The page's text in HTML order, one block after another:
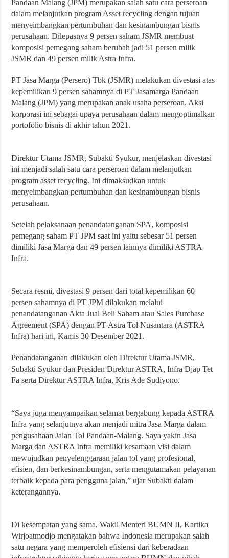
Pandaan Malang (JPM) merupakan salah satu cara perseroan
dalam melanjutkan program Asset recycling dengan tujuan
menyeimbangkan pertumbuhan dan kesinambungan bisnis
perusahaan. Dilepasnya 9 persen saham JSMR membuat
komposisi pemegang saham berubah jadi 51 persen milik
JSMR dan 49 persen milik Astra Infra.
PT Jasa Marga (Persero) Tbk (JSMR) melakukan divestasi atas
kepemilikan 9 persen sahamnya di PT Jasamarga Pandaan
Malang (JPM) yang merupakan anak usaha perseroan. Aksi
korporasi ini sebagai upaya perusahaan dalam mengoptimalkan
portofolio bisnis di akhir tahun 2021.
Direktur Utama JSMR, Subakti Syukur, menjelaskan divestasi
ini menjadi salah satu cara perseroan dalam melanjutkan
program asset recycling. Ini dimaksudkan untuk
menyeimbangkan pertumbuhan dan kesinambungan bisnis
perusahaan.
Setelah pelaksanaan penandatanganan SPA, komposisi
pemegang saham PT JPM saat ini yaitu sebesar 51 persen
dimiliki Jasa Marga dan 49 persen lainnya dimiliki ASTRA
Infra.
Secara resmi, divestasi 9 persen dari total kepemilikan 60
persen sahamnya di PT JPM dilakukan melalui
penandatanganan Akta Jual Beli Saham atau Sales Purchase
Agreement (SPA) dengan PT Astra Tol Nusantara (ASTRA
Infra) hari ini, Kamis 30 Desember 2021.
Penandatanganan dilakukan oleh Direktur Utama JSMR,
Subakti Syukur dan Presiden Direktur ASTRA, Infra Djap Tet
Fa serta Direktur ASTRA Infra, Kris Ade Sudiyono.
“Saya juga menyampaikan selamat bergabung kepada ASTRA
Infra yang selanjutnya akan menjadi mitra Jasa Marga dalam
pengusahaan Jalan Tol Pandaan-Malang. Saya yakin Jasa
Marga dan ASTRA Infra memiliki kesamaan visi dalam
mewujudkan penyelenggaraan jalan tol yang profesional,
efisien, dan berkesinambungan, serta mengutamakan pelayanan
terbaik kepada para pengguna jalan,” ujar Subakti dalam
keterangannya.
Di kesempatan yang sama, Wakil Menteri BUMN II, Kartika
Wirjoatmodjo mengatakan bahwa Indonesia merupakan salah
satu negara yang memperoleh efisiensi dari keberadaan